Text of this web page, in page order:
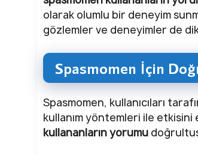
olarak olumlu bir deneyim
gözlemler ve deneyimler de
Spasmomen İçin
Spasmomen, kullanıcıları
kullanım yöntemleri ile etkisini
kullananların yorumu